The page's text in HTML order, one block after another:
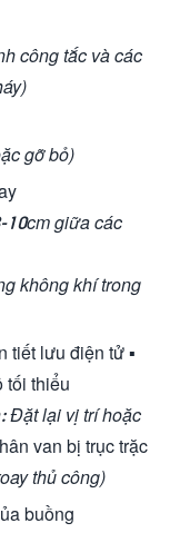
công tắc và các
gỡ bỏ)
10cm giữa các
không khí trong
tiết lưu điện tử ▪
tối thiểu
Đặt lại vị trí hoặc
van bị trục trặc
thủ công)
buồng